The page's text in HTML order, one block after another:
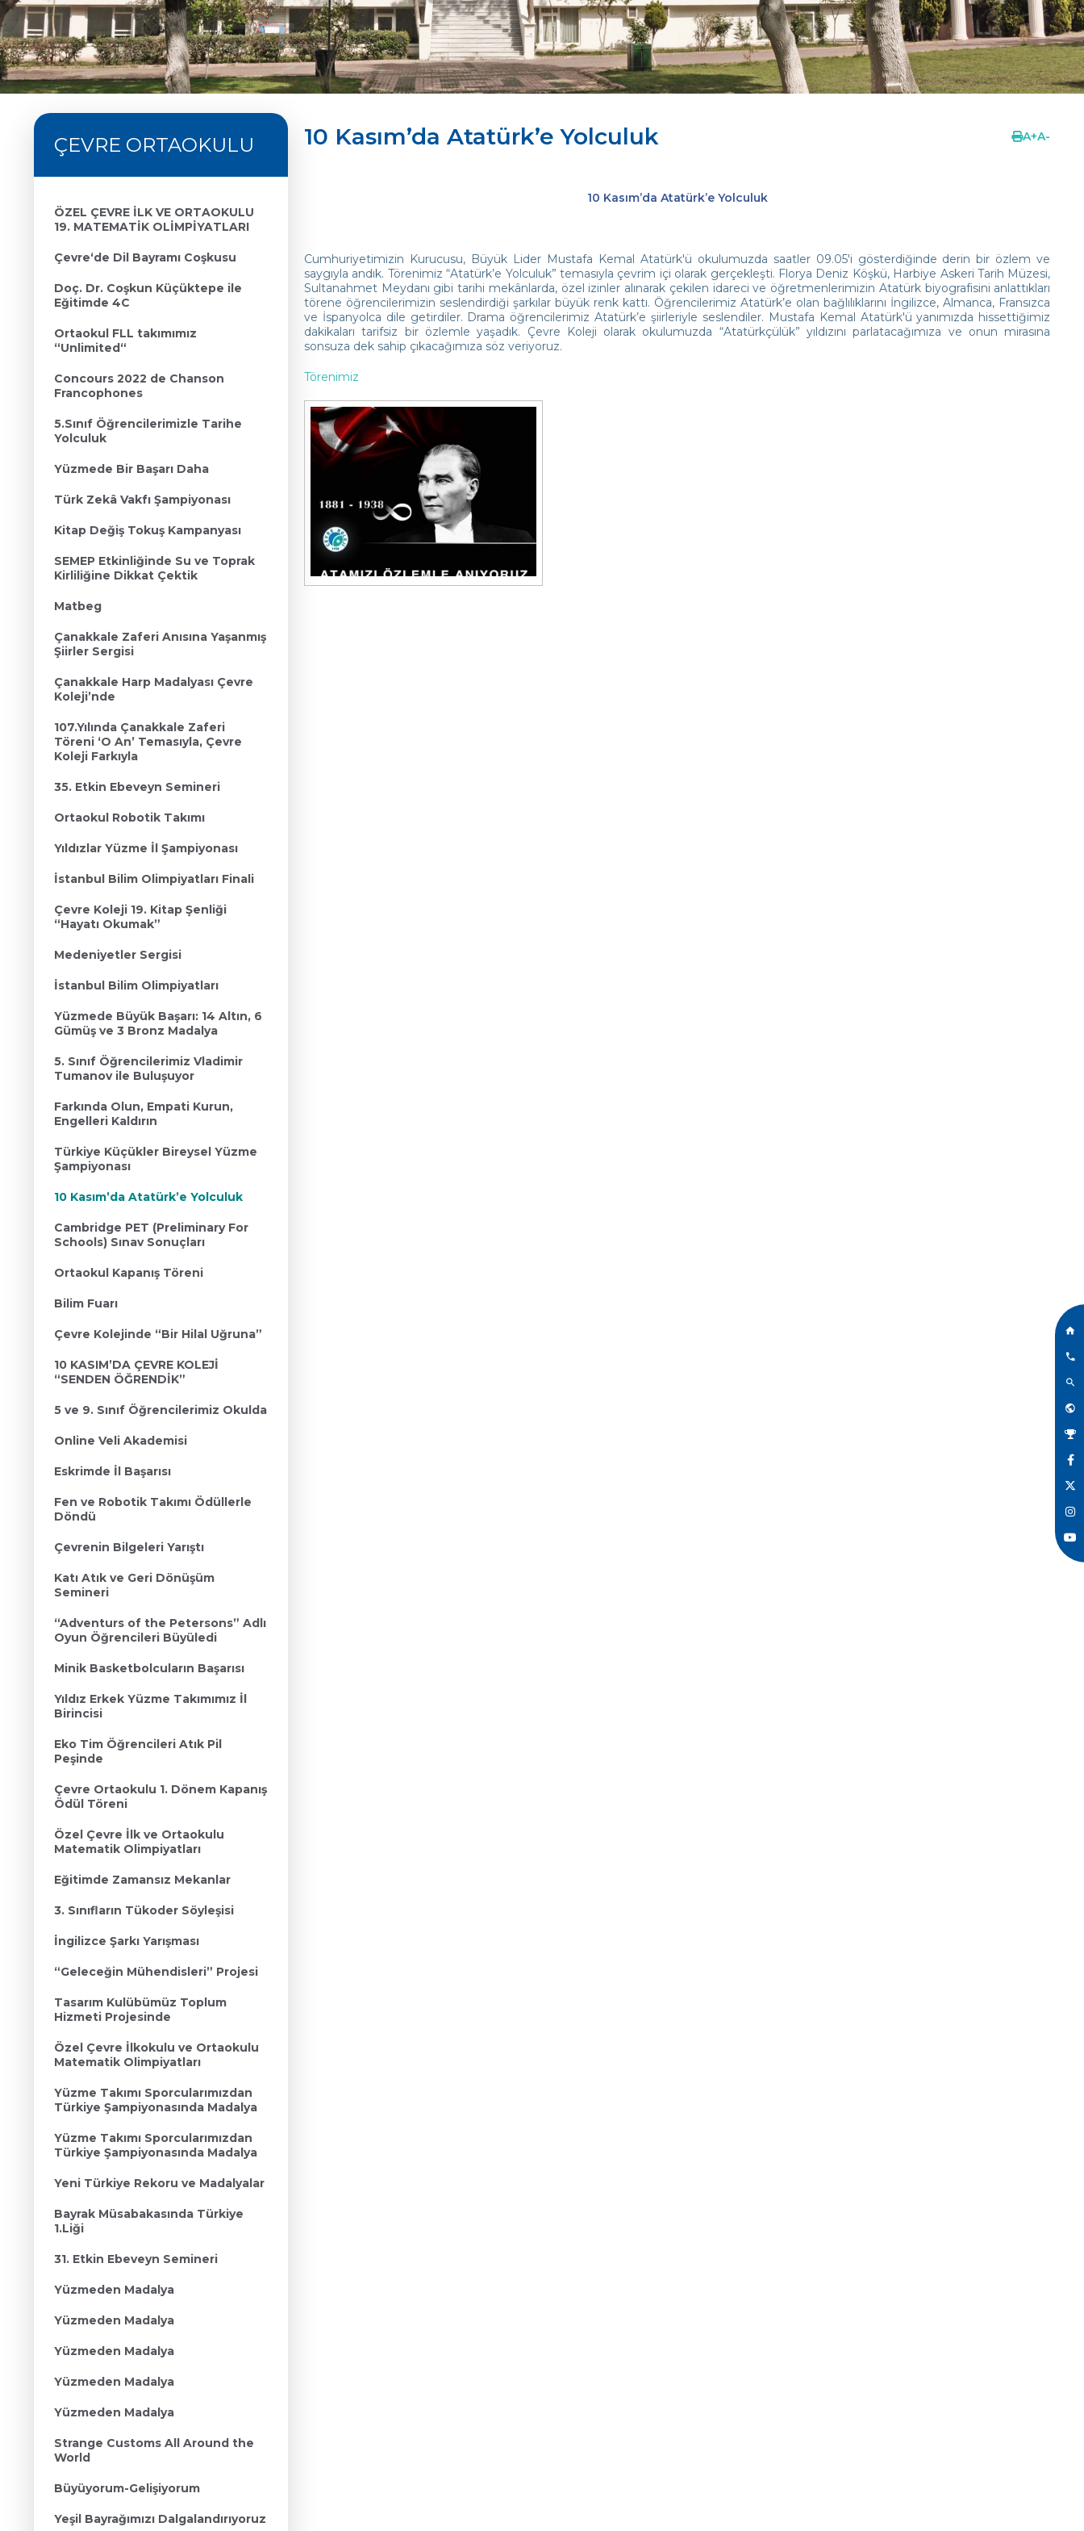
ÇEVRE ORTAOKULU
ÖZEL ÇEVRE İLK VE ORTAOKULU
19. MATEMATİK OLİMPİYATLARI
Çevre‘de Dil Bayramı Coşkusu
Doç. Dr. Coşkun Küçüktepe ile
Eğitimde 4C
Ortaokul FLL takımımız
“Unlimited“
Concours 2022 de Chanson
Francophones
5.Sınıf Öğrencilerimizle Tarihe
Yolculuk
Yüzmede Bir Başarı Daha
Türk Zekâ Vakfı Şampiyonası
Kitap Değiş Tokuş Kampanyası
SEMEP Etkinliğinde Su ve Toprak
Kirliliğine Dikkat Çektik
Matbeg
Çanakkale Zaferi Anısına Yaşanmış
Şiirler Sergisi
Çanakkale Harp Madalyası Çevre
Koleji’nde
107.Yılında Çanakkale Zaferi
Töreni ‘O An’ Temasıyla, Çevre
Koleji Farkıyla
35. Etkin Ebeveyn Semineri
Ortaokul Robotik Takımı
Yıldızlar Yüzme İl Şampiyonası
İstanbul Bilim Olimpiyatları Finali
Çevre Koleji 19. Kitap Şenliği
“Hayatı Okumak”
Medeniyetler Sergisi
İstanbul Bilim Olimpiyatları
Yüzmede Büyük Başarı: 14 Altın, 6
Gümüş ve 3 Bronz Madalya
5. Sınıf Öğrencilerimiz Vladimir
Tumanov ile Buluşuyor
Farkında Olun, Empati Kurun,
Engelleri Kaldırın
Türkiye Küçükler Bireysel Yüzme
Şampiyonası
10 Kasım’da Atatürk’e Yolculuk
Cambridge PET (Preliminary For
Schools) Sınav Sonuçları
Ortaokul Kapanış Töreni
Bilim Fuarı
Çevre Kolejinde “Bir Hilal Uğruna”
10 KASIM’DA ÇEVRE KOLEJİ
“SENDEN ÖĞRENDİK”
5 ve 9. Sınıf Öğrencilerimiz Okulda
Online Veli Akademisi
Eskrimde İl Başarısı
Fen ve Robotik Takımı Ödüllerle
Döndü
Çevrenin Bilgeleri Yarıştı
Katı Atık ve Geri Dönüşüm
Semineri
“Adventurs of the Petersons” Adlı
Oyun Öğrencileri Büyüledi
Minik Basketbolcuların Başarısı
Yıldız Erkek Yüzme Takımımız İl
Birincisi
Eko Tim Öğrencileri Atık Pil
Peşinde
Çevre Ortaokulu 1. Dönem Kapanış
Ödül Töreni
Özel Çevre İlk ve Ortaokulu
Matematik Olimpiyatları
Eğitimde Zamansız Mekanlar
3. Sınıfların Tükoder Söyleşisi
İngilizce Şarkı Yarışması
“Geleceğin Mühendisleri” Projesi
Tasarım Kulübümüz Toplum
Hizmeti Projesinde
Özel Çevre İlkokulu ve Ortaokulu
Matematik Olimpiyatları
Yüzme Takımı Sporcularımızdan
Türkiye Şampiyonasında Madalya
Yüzme Takımı Sporcularımızdan
Türkiye Şampiyonasında Madalya
Yeni Türkiye Rekoru ve Madalyalar
Bayrak Müsabakasında Türkiye
1.Liği
31. Etkin Ebeveyn Semineri
Yüzmeden Madalya
Yüzmeden Madalya
Yüzmeden Madalya
Yüzmeden Madalya
Yüzmeden Madalya
Strange Customs All Around the
World
Büyüyorum-Gelişiyorum
Yeşil Bayrağımızı Dalgalandırıyoruz
10 Kasım’da Atatürk’e Yolculuk A+A-
10 Kasım’da Atatürk’e Yolculuk
Cumhuriyetimizin Kurucusu, Büyük Lider Mustafa Kemal Atatürk'ü okulumuzda saatler 09.05'i gösterdiğinde derin bir özlem ve
saygıyla andık. Törenimiz “Atatürk’e Yolculuk” temasıyla çevrim içi olarak gerçekleşti. Florya Deniz Köşkü, Harbiye Askeri Tarih Müzesi,
Sultanahmet Meydanı gibi tarihi mekânlarda, özel izinler alınarak çekilen idareci ve öğretmenlerimizin Atatürk biyografisini anlattıkları
törene öğrencilerimizin seslendirdiği şarkılar büyük renk kattı. Öğrencilerimiz Atatürk’e olan bağlılıklarını İngilizce, Almanca, Fransızca
ve İspanyolca dile getirdiler. Drama öğrencilerimiz Atatürk’e şiirleriyle seslendiler. Mustafa Kemal Atatürk'ü yanımızda hissettiğimiz
dakikaları tarifsiz bir özlemle yaşadık. Çevre Koleji olarak okulumuzda “Atatürkçülük” yıldızını parlatacağımıza ve onun mirasına
sonsuza dek sahip çıkacağımıza söz veriyoruz.
Törenimiz